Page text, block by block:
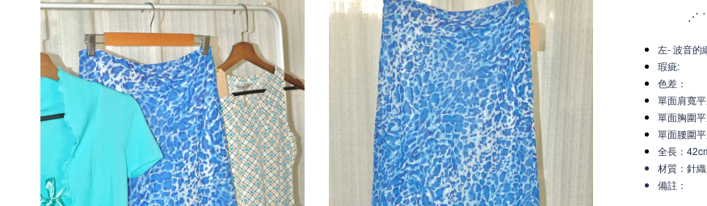
⋰
左- 波音的
瑕疵:
色差：
單面肩寬
單面胸圍
單面腰圍平
全長：
材質：針織
備註：